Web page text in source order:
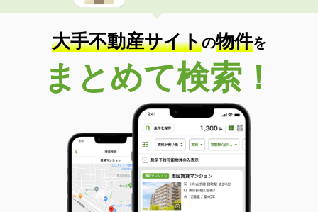
大手不動産サイトの物件を
まとめて検索！